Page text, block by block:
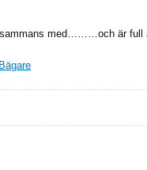
med………och är full